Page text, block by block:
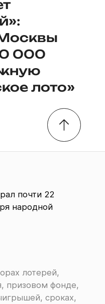
000
лото»
почти 22
народной
лотерей,
призовом фонде,
сроках,